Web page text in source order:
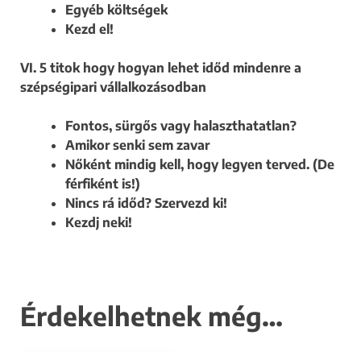
Egyéb költségek
Kezd el!
VI. 5 titok hogy hogyan lehet időd mindenre a
szépségipari vállalkozásodban
Fontos, sürgős vagy halaszthatatlan?
Amikor senki sem zavar
Nőként mindig kell, hogy legyen terved. (De
férfiként is!)
Nincs rá időd? Szervezd ki!
Kezdj neki!
Érdekelhetnek még…